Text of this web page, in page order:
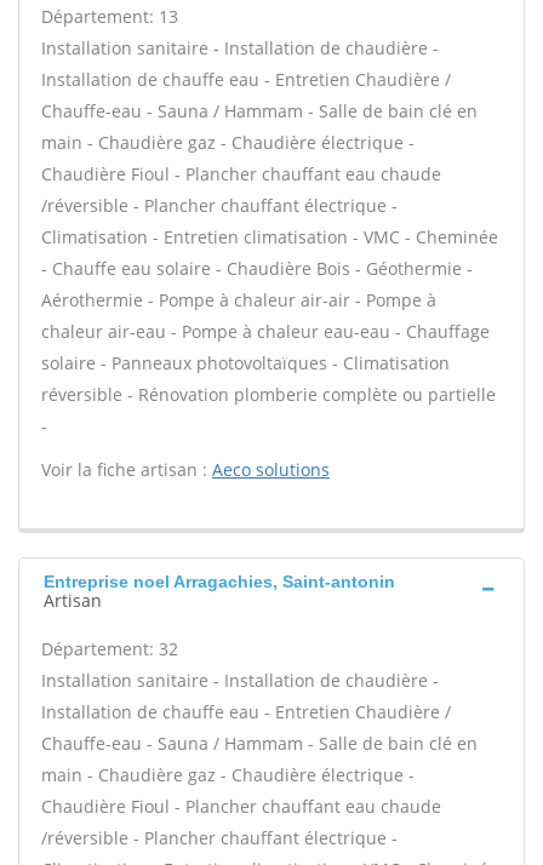
Département: 13
Installation sanitaire - Installation de chaudière -
Installation de chauffe eau - Entretien Chaudière /
Chauffe-eau - Sauna / Hammam - Salle de bain clé en
main - Chaudière gaz - Chaudière électrique -
Chaudière Fioul - Plancher chauffant eau chaude
/réversible - Plancher chauffant électrique -
Climatisation - Entretien climatisation - VMC - Cheminée
- Chauffe eau solaire - Chaudière Bois - Géothermie -
Aérothermie - Pompe à chaleur air-air - Pompe à
chaleur air-eau - Pompe à chaleur eau-eau - Chauffage
solaire - Panneaux photovoltaïques - Climatisation
réversible - Rénovation plomberie complète ou partielle
-
Voir la fiche artisan : Aeco solutions
Entreprise noel Arragachies, Saint-antonin
Artisan
Département: 32
Installation sanitaire - Installation de chaudière -
Installation de chauffe eau - Entretien Chaudière /
Chauffe-eau - Sauna / Hammam - Salle de bain clé en
main - Chaudière gaz - Chaudière électrique -
Chaudière Fioul - Plancher chauffant eau chaude
/réversible - Plancher chauffant électrique -